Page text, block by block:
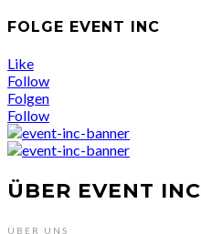
FOLGE EVENT INC
Like
Follow
Folgen
Follow
ÜBER EVENT INC
ÜBER UNS